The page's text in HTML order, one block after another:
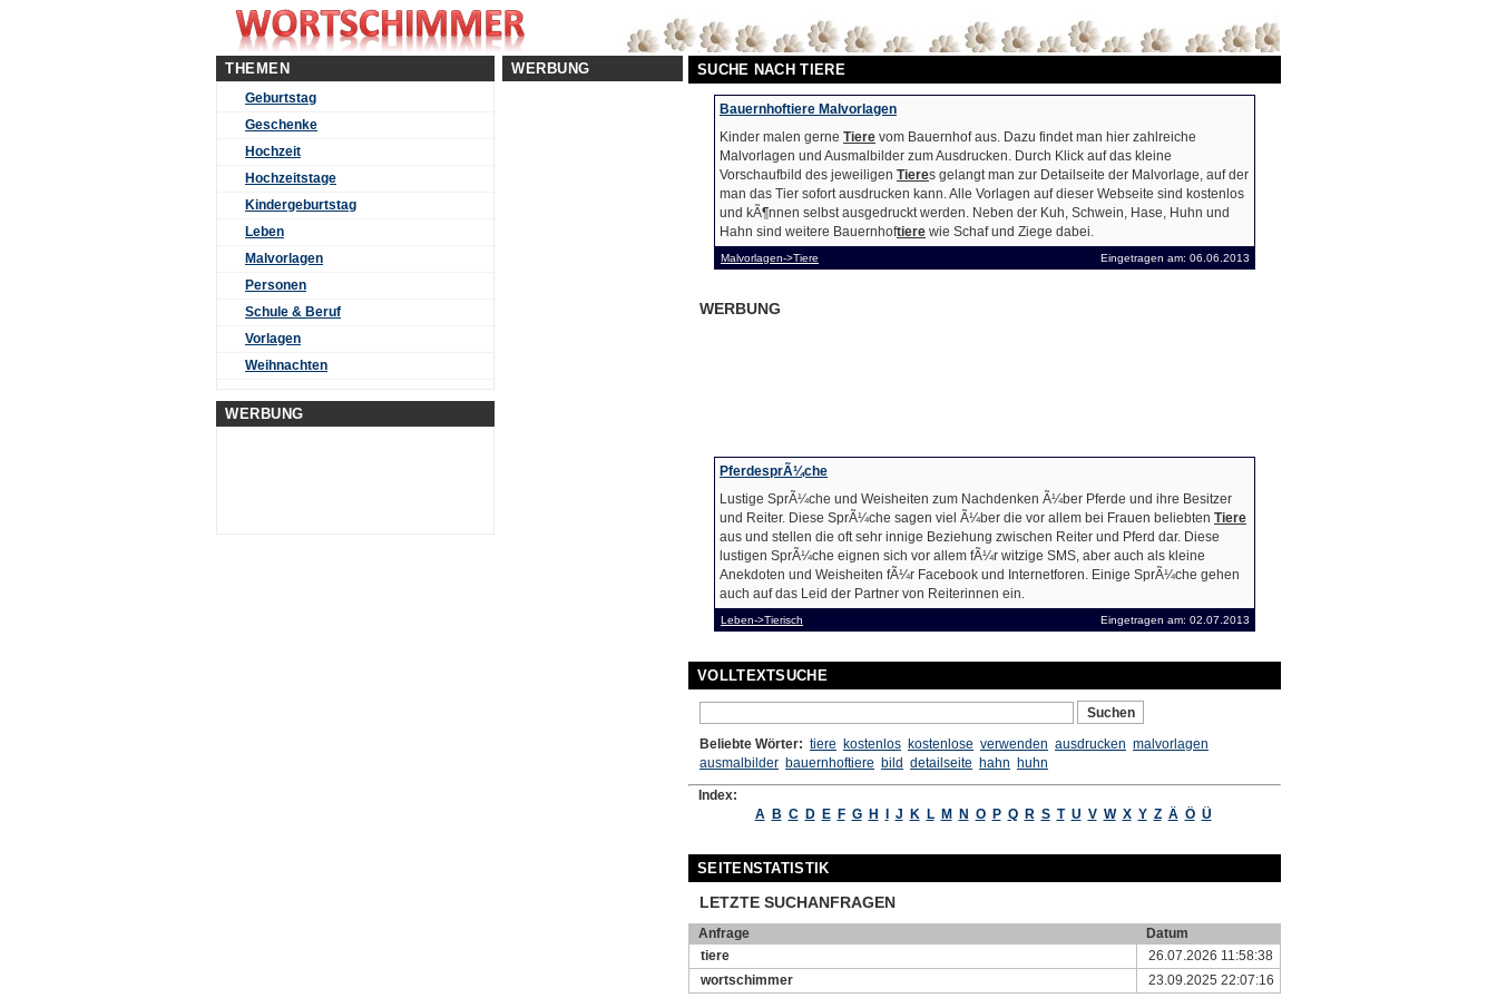
SUCHE NACH TIERE
Bauernhoftiere Malvorlagen
Kinder malen gerne Tiere vom Bauernhof aus. Dazu findet man hier zahlreiche
Malvorlagen und Ausmalbilder zum Ausdrucken. Durch Klick auf das kleine
Vorschaufbild des jeweiligen Tieres gelangt man zur Detailseite der Malvorlage, auf der
man das Tier sofort ausdrucken kann. Alle Vorlagen auf dieser Webseite sind kostenlos
und kÃ¶nnen selbst ausgedruckt werden. Neben der Kuh, Schwein, Hase, Huhn und
Hahn sind weitere Bauernhoftiere wie Schaf und Ziege dabei.
Malvorlagen->Tiere Eingetragen am: 06.06.2013
WERBUNG
PferdesprÃ¼che
Lustige SprÃ¼che und Weisheiten zum Nachdenken Ã¼ber Pferde und ihre Besitzer
und Reiter. Diese SprÃ¼che sagen viel Ã¼ber die vor allem bei Frauen beliebten Tiere
aus und stellen die oft sehr innige Beziehung zwischen Reiter und Pferd dar. Diese
lustigen SprÃ¼che eignen sich vor allem fÃ¼r witzige SMS, aber auch als kleine
Anekdoten und Weisheiten fÃ¼r Facebook und Internetforen. Einige SprÃ¼che gehen
auch auf das Leid der Partner von Reiterinnen ein.
Leben->Tierisch Eingetragen am: 02.07.2013
VOLLTEXTSUCHE
Beliebte Wörter: tiere kostenlos kostenlose verwenden ausdrucken malvorlagen
ausmalbilder bauernhoftiere bild detailseite hahn huhn
Index:
A
B C D E F G H J K L M N O P Q R S T U V W X Y Z Ä Ö Ü
SEITENSTATISTIK
LETZTE SUCHANFRAGEN
Anfrage
Datum
tiere
26.07.2026 11:58:38
wortschimmer
23.09.2025 22:07:16
THEMEN
Geburtstag
Geschenke
Hochzeit
Hochzeitstage
Kindergeburtstag
Leben
Malvorlagen
Personen
Schule & Beruf
Vorlagen
Weihnachten
WERBUNG
WERBUNG